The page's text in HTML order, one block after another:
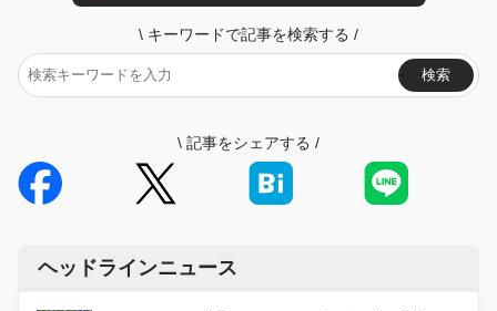
\ キーワードで記事を検索する /
検索
\ 記事をシェアする /
ヘッドラインニュース